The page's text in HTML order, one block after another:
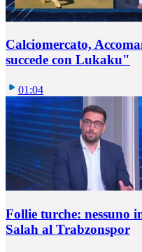
Calciomercato,
succede con Lukaku"
01:04
Follie turche: nessuno
Salah al Trabzonspor